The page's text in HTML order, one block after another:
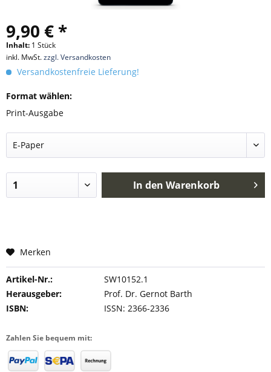
9,90 € *
Inhalt: 1 Stück
inkl. MwSt.zzgl. Versandkosten
Versandkostenfreie Lieferung!
Format wählen:
Print-Ausgabe
In den Warenkorb
Merken
Artikel-Nr.:
SW10152.1
Herausgeber:
Prof. Dr. Gernot Barth
ISBN:
ISSN: 2366-2336
Zahlen Sie bequem mit: